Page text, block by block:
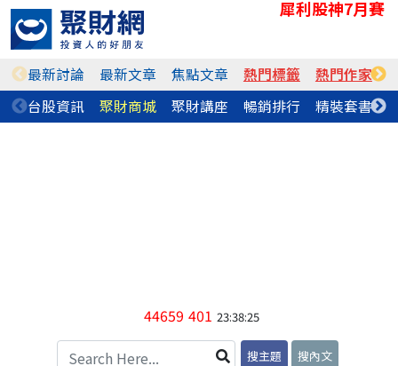
犀利股神7月賽
最新討論 最新文章 焦點文章 熱門標籤 熱門作家
台股資訊
聚財商城 聚財講座 暢銷排行 精裝套書
44659 401 23:38:25
搜主題 搜內文